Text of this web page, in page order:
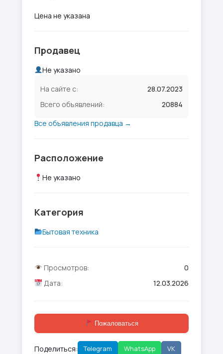
Цена не указана
Продавец
Не указано
На сайте с:
28.07.2023
Всего объявлений:
20884
Все объявления продавца →
Расположение
Не указано
Категория
Бытовая техника
Просмотров:
0
Дата:
12.03.2026
Пожаловаться
Поделиться: Telegram WhatsApp VK